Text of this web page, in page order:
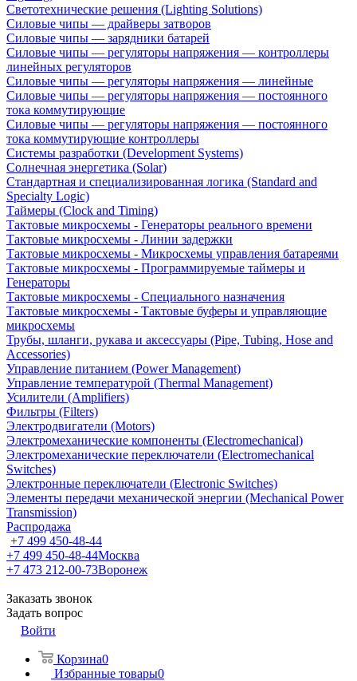
Светотехнические решения (Lighting Solutions)
Силовые чипы — драйверы затворов
Силовые чипы — зарядники батарей
Силовые чипы — регуляторы напряжения — контроллеры
линейных регуляторов
Силовые чипы — регуляторы напряжения — линейные
Силовые чипы — регуляторы напряжения — постоянного
тока коммутирующие
Силовые чипы — регуляторы напряжения — постоянного
тока коммутирующие контроллеры
Системы разработки (Development Systems)
Солнечная энергетика (Solar)
Стандартная и специализированная логика (Standard and
Specialty Logic)
Таймеры (Clock and Timing)
Тактовые микросхемы - Генераторы реального времени
Тактовые микросхемы - Линии задержки
Тактовые микросхемы - Микросхемы управления батареями
Тактовые микросхемы - Программируемые таймеры и
Генераторы
Тактовые микросхемы - Специального назначения
Тактовые микросхемы - Тактовые буферы и управляющие
микросхемы
Трубы, шланги, рукава и аксессуары (Pipe, Tubing, Hose and
Accessories)
Управление питанием (Power Management)
Управление температурой (Thermal Management)
Усилители (Amplifiers)
Фильтры (Filters)
Электродвигатели (Motors)
Электромеханические компоненты (Electromechanical)
Электромеханические переключатели (Electromechanical
Switches)
Электронные переключатели (Electronic Switches)
Элементы передачи механической энергии (Mechanical Power
Transmission)
Распродажа
+7 499 450-48-44
+7 499 450-48-44Москва
+7 473 212-00-73Воронеж
Заказать звонок
Задать вопрос
Войти
Корзина0
Избранные товары0